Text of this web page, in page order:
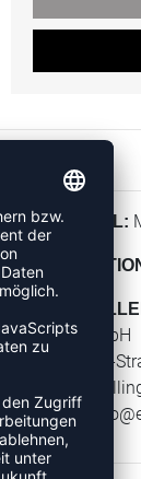
MATERIAL:
Erima GmbH
Carl-Zeiss-
72793
E-Mail: